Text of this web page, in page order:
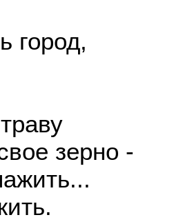
город,
зерно -